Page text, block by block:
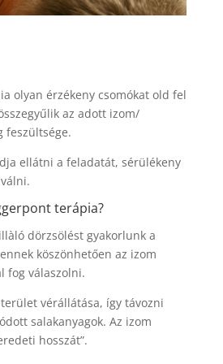
olyan érzékeny csomókat old fel
az adott izom/
feszültsége.
ellátni a feladatát, sérülékeny
terápia?
dörzsölést gyakorlunk a
köszönhetően az izom
fog válaszolni.
vérállátása, így távozni
salakanyagok. Az izom
hosszát”.